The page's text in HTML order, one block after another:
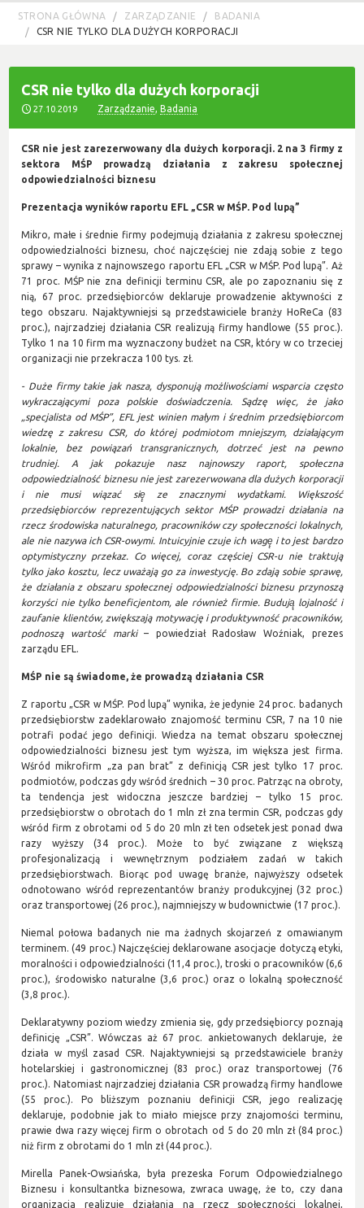
STRONA GŁÓWNA ZARZĄDZANIE
BADANIA
CSR NIE TYLKO DLA DUŻYCH KORPORACJI
CSR nie tylko dla dużych korporacji
27.10.2019 Zarządzanie,Badania
CSR nie jest zarezerwowany dla dużych korporacji. 2 na 3 firmy z
sektora MŚP prowadzą działania z zakresu społecznej
odpowiedzialności biznesu
Prezentacja wyników raportu EFL „CSR w MŚP. Pod lupą”
Mikro, małe i średnie firmy podejmują działania z zakresu społecznej
odpowiedzialności biznesu, choć najczęściej nie zdają sobie z tego
sprawy – wynika z najnowszego raportu EFL „CSR w MŚP. Pod lupą”. Aż
71 proc. MŚP nie zna definicji terminu CSR, ale po zapoznaniu się z
nią, 67 proc. przedsiębiorców deklaruje prowadzenie aktywności z
tego obszaru. Najaktywniejsi są przedstawiciele branży HoReCa (83
proc.), najrzadziej działania CSR realizują firmy handlowe (55 proc.).
Tylko 1 na 10 firm ma wyznaczony budżet na CSR, który w co trzeciej
organizacji nie przekracza 100 tys. zł.
- Duże firmy takie jak nasza, dysponują możliwościami wsparcia często
wykraczającymi poza polskie doświadczenia. Sądzę więc, że jako
„specjalista od MŚP”, EFL jest winien małym i średnim przedsiębiorcom
wiedzę z zakresu CSR, do której podmiotom mniejszym, działającym
lokalnie, bez powiązań transgranicznych, dotrzeć jest na pewno
trudniej. A jak pokazuje nasz najnowszy raport, społeczna
odpowiedzialność biznesu nie jest zarezerwowana dla dużych korporacji
i nie musi wiązać się̨ ze znacznymi wydatkami. Większość
przedsiębiorców reprezentujących sektor MŚP prowadzi działania na
rzecz środowiska naturalnego, pracowników czy społeczności lokalnych,
ale nie nazywa ich CSR-owymi. Intuicyjnie czuje ich wagę̨ i to jest bardzo
optymistyczny przekaz. Co więcej, coraz częściej CSR-u nie traktują
tylko jako kosztu, lecz uważają go za inwestycję. Bo zdają sobie sprawę,
że działania z obszaru społecznej odpowiedzialności biznesu przynoszą
korzyści nie tylko beneficjentom, ale również̇ firmie. Budują̨ lojalność i
zaufanie klientów, zwiększają motywację i produktywność pracowników,
podnoszą wartość marki– powiedział Radosław Woźniak, prezes
zarządu EFL.
MŚP nie są świadome, że prowadzą działania CSR
Z raportu „CSR w MŚP. Pod lupą” wynika, że jedynie 24 proc. badanych
przedsiębiorstw zadeklarowało znajomość terminu CSR, 7 na 10 nie
potrafi podać jego definicji. Wiedza na temat obszaru społecznej
odpowiedzialności biznesu jest tym wyższa, im większa jest firma.
Wśród mikrofirm „za pan brat” z definicją CSR jest tylko 17 proc.
podmiotów, podczas gdy wśród średnich – 30 proc. Patrząc na obroty,
ta tendencja jest widoczna jeszcze bardziej – tylko 15 proc.
przedsiębiorstw o obrotach do 1 mln zł zna termin CSR, podczas gdy
wśród firm z obrotami od 5 do 20 mln zł ten odsetek jest ponad dwa
razy wyższy (34 proc.). Może to być związane z większą
profesjonalizacją i wewnętrznym podziałem zadań w takich
przedsiębiorstwach. Biorąc pod uwagę branże, najwyższy odsetek
odnotowano wśród reprezentantów branży produkcyjnej (32 proc.)
oraz transportowej (26 proc.), najmniejszy w budownictwie (17 proc.).
Niemal połowa badanych nie ma żadnych skojarzeń z omawianym
terminem. (49 proc.) Najczęściej deklarowane asocjacje dotyczą etyki,
moralności i odpowiedzialności (11,4 proc.), troski o pracowników (6,6
proc.), środowisko naturalne (3,6 proc.) oraz o lokalną społeczność
(3,8 proc.).
Deklaratywny poziom wiedzy zmienia się, gdy przedsiębiorcy poznają
definicję „CSR”. Wówczas aż 67 proc. ankietowanych deklaruje, że
działa w myśl zasad CSR. Najaktywniejsi są przedstawiciele branży
hotelarskiej i gastronomicznej (83 proc.) oraz transportowej (76
proc.). Natomiast najrzadziej działania CSR prowadzą firmy handlowe
(55 proc.). Po bliższym poznaniu definicji CSR, jego realizację
deklaruje, podobnie jak to miało miejsce przy znajomości terminu,
prawie dwa razy więcej firm o obrotach od 5 do 20 mln zł (84 proc.)
niż firm z obrotami do 1 mln zł (44 proc.).
Mirella Panek-Owsiańska, była prezeska Forum Odpowiedzialnego
Biznesu i konsultantka biznesowa, zwraca uwagę, że to, czy dana
organizacja realizuje działania na rzecz społeczności lokalnej,